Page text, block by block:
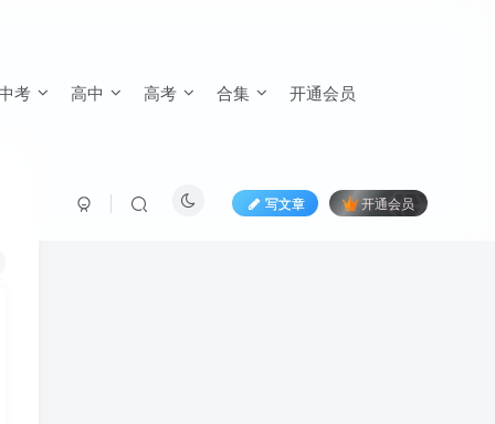
考 高中 高考 合集 开通会员
写文章 开通会员